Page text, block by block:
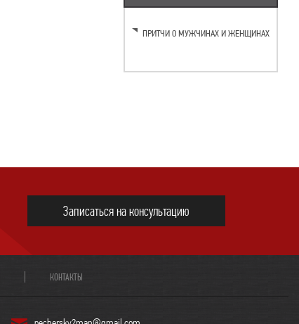
ПРИТЧИ О МУЖЧИНАХ И ЖЕНЩИНАХ
Записаться на консультацию
КОНТАКТЫ